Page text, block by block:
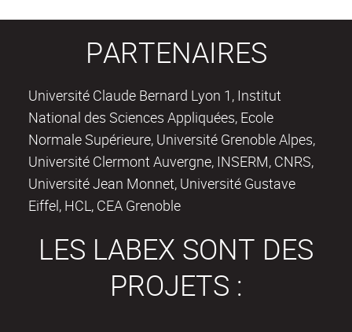
PARTENAIRES
Université Claude Bernard Lyon 1, Institut
National des Sciences Appliquées, Ecole
Normale Supérieure, Université Grenoble Alpes,
Université Clermont Auvergne, INSERM, CNRS,
Université Jean Monnet, Université Gustave
Eiffel, HCL, CEA Grenoble
LES LABEX SONT DES
PROJETS :